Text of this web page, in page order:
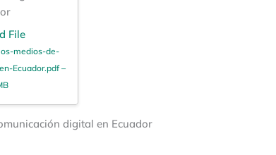
File
medios-de-
Ecuador.pdf –
digital en Ecuador